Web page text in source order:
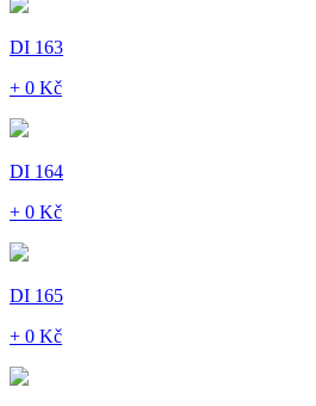
DI 163
+ 0 Kč
DI 164
+ 0 Kč
DI 165
+ 0 Kč